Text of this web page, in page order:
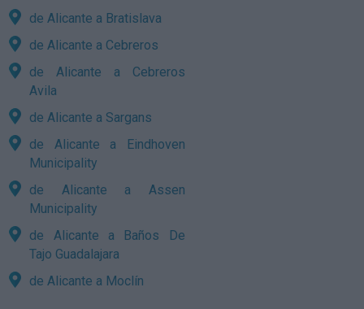
de Alicante a Bratislava
de Alicante a Cebreros
de Alicante a Cebreros
Avila
de Alicante a Sargans
de Alicante a Eindhoven
Municipality
de Alicante a Assen
Municipality
de Alicante a Baños De
Tajo Guadalajara
de Alicante a Moclín